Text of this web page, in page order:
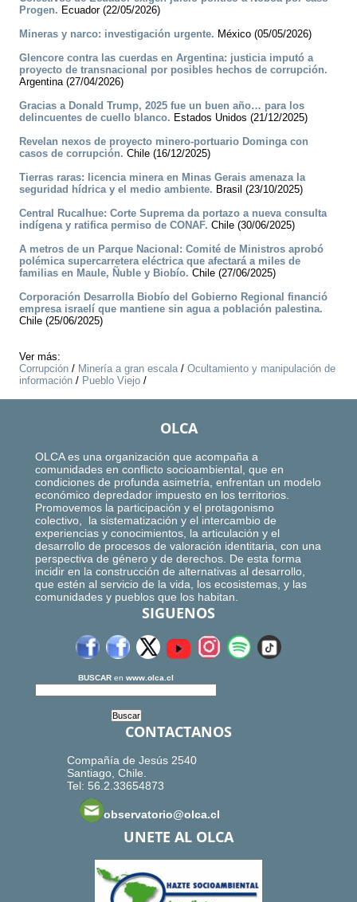
Progen. Ecuador (22/05/2026)
Mineras y narco: investigación urgente. México (05/05/2026)
Glencore contra las cuerdas en Argentina: justicia imputó a
proyecto de transnacional por posibles hechos de corrupción.
Argentina (27/04/2026)
Gracias a Donald Trump, 2025 fue un buen año… para los
delincuentes de cuello blanco. Estados Unidos (21/12/2025)
Revelan nexos de proyecto minero-portuario Dominga con
casos de corrupción. Chile (16/12/2025)
Tierras raras: licencia minera en Minas Gerais amenaza la
seguridad hídrica y el medio ambiente. Brasil (23/10/2025)
Central Rucalhue: Corte Suprema da portazo a nueva consulta
indígena y ratifica permiso de CONAF. Chile (30/06/2025)
A metros de un Parque Nacional: Comité de Ministros aprobó
polémica supercarretera eléctrica que afectará a miles de
familias en Maule, Ñuble y Biobío. Chile (27/06/2025)
Corporación Desarrolla Biobío del Gobierno Regional financió
empresa israelí que mantiene sin agua a población palestina.
Chile (25/06/2025)
Ver más:
Corrupción / Minería a gran escala/ Ocultamiento y manipulación de
información / Pueblo Viejo /
OLCA
OLCA es una organización que acompaña a
comunidades en conflicto socioambiental, que en
condiciones de profunda asimetría, enfrentan un modelo
económico depredador impuesto en los territorios.
Promovemos la participación y el protagonismo
colectivo, la sistematización y el intercambio de
experiencias y conocimientos, la articulación y el
desarrollo de procesos de valoración identitaria, con una
perspectiva de género y de derechos. De esta forma
incidir en la construcción de alternativas al desarrollo,
que estén al servicio de la vida, los ecosistemas, y las
comunidades y pueblos que los habitan.
SIGUENOS
BUSCAR en www.olca.cl
CONTACTANOS
Compañía de Jesús 2540
Santiago, Chile.
Tel: 56.2.33654873
observatorio@olca.cl
UNETE AL OLCA